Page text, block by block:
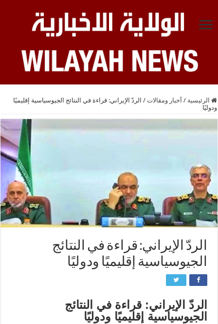
الرئيسية / أخبار ومقالات / الردّ الإيراني: قراءة في النتائج الجيوسياسية إقليميًا
ودوليًا
الردّ الإيراني: قراءة في النتائج
الجيوسياسية إقليميًا ودوليًا
الردّ الإيراني: قراءة في النتائج
الجيوسياسية إقليميًا ودوليًا